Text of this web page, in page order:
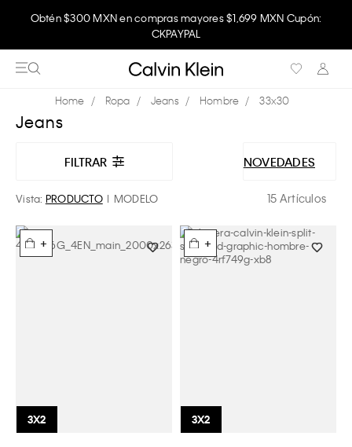
Obtén $300 MXN en compras mayores $1,699 MXN Cupón:
CKPAYPAL
Ropa Jeans Hombre 33x30
Jeans
FILTRAR NOVEDADES
Vista: PRODUCTO MODELO 15 Artículos
+ +